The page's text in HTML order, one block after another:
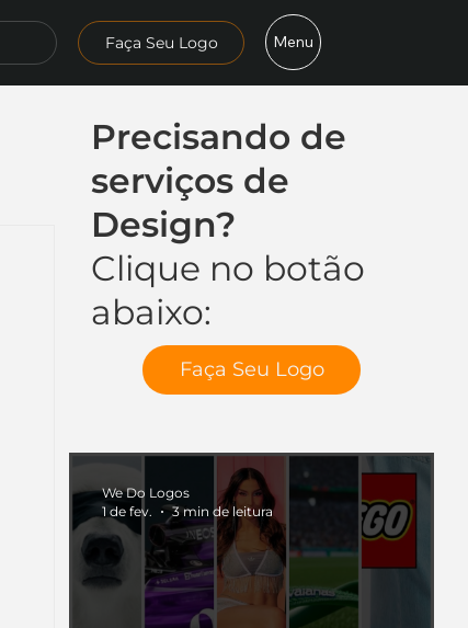
Faça Seu Logo Menu
Precisando de
serviços de
Design?
Clique no botão
abaixo:
Faça Seu Logo
We Do Logos
1 de fev.
3 min de leitura